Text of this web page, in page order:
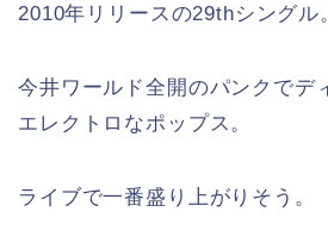
2010年リリースの29thシングル
今井ワールド全開のパンクでデ
エレクトロなポップス。
ライブで一番盛り上がりそう。